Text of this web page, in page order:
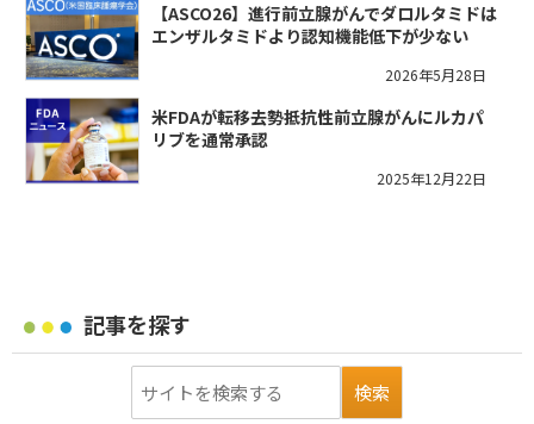
【ASCO26】進行前立腺がんでダロルタミドは
エンザルタミドより認知機能低下が少ない
2026年5月28日
米FDAが転移去勢抵抗性前立腺がんにルカパ
リブを通常承認
2025年12月22日
記事を探す